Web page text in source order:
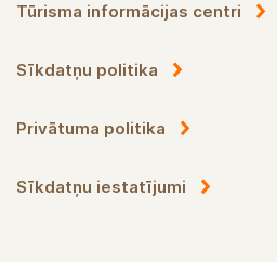
Tūrisma informācijas centri
Sīkdatņu politika
Privātuma politika
Sīkdatņu iestatījumi